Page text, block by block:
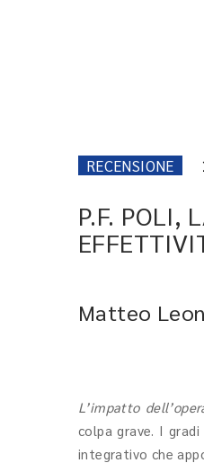
RECENSIONE
P.F. POLI,
Matteo
L’impatto
colpa grave. I
integrativo che